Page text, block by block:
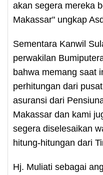
akan segera mereka
Makassar" ungkap
Sementara Kanwil
perwakilan
bahwa memang saat
perhitungan dari
asuransi dari
Makassar dan kami
segera diselesaikan
hitung-hitungan dari
Hj. Muliati sebagai